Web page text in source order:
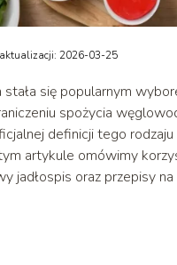
2026-03-25
się popularnym
spożycia
definicji tego
artykule omówimy
jadłospis oraz przepisy